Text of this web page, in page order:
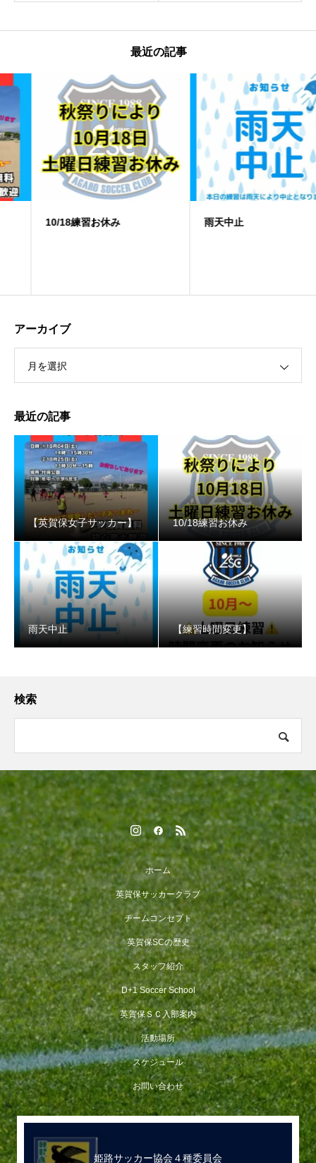
最近の記事
10/18練習お休み ️雨天中止
アーカイブ
月を選択
最近の記事
【英賀保女子サッカー】 10/18練習お休み
️雨天中止 【練習時間変更】
検索
ホーム
英賀保サッカークラブ
チームコンセプト
英賀保SCの歴史
スタッフ紹介
D+1 Soccer School
英賀保ＳＣ入部案内
活動場所
スケジュール
お問い合わせ
姫路サッカー協会４種委員会